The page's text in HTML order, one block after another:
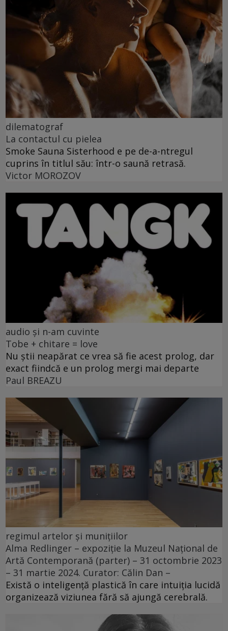
dilematograf
La contactul cu pielea
Smoke Sauna Sisterhood e pe de-a-ntregul
cuprins în titlul său: într-o saună retrasă.
Victor MOROZOV
audio și n-am cuvinte
Tobe + chitare = love
Nu știi neapărat ce vrea să fie acest prolog, dar
exact fiindcă e un prolog mergi mai departe
Paul BREAZU
regimul artelor și munițiilor
Alma Redlinger – expoziție la Muzeul Național de
Artă Contemporană (parter) – 31 octombrie 2023
– 31 martie 2024. Curator: Călin Dan –
Există o inteligență plastică în care intuiția lucidă
organizează viziunea fără să ajungă cerebrală.